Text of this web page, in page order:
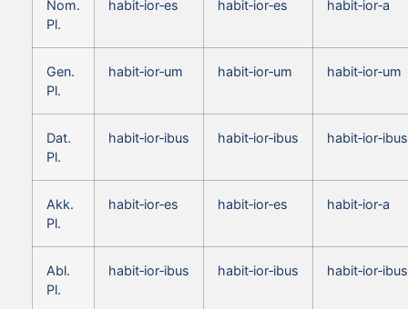
Nom.
Pl.
habit‑ior‑es habit‑ior‑es habit‑ior‑a
Gen.
Pl.
habit‑ior‑um habit‑ior‑um habit‑ior‑um
Dat.
Pl.
habit‑ior‑ibus habit‑ior‑ibus habit‑ior‑ibus
Akk.
Pl.
habit‑ior‑es habit‑ior‑es habit‑ior‑a
Abl.
Pl.
habit‑ior‑ibus habit‑ior‑ibus habit‑ior‑ibus